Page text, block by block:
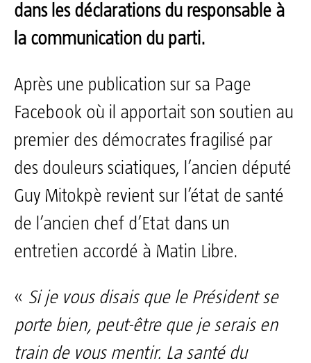
dans les déclarations du responsable à
la communication du parti.
Après une publication sur sa Page
Facebook où il apportait son soutien au
premier des démocrates fragilisé par
des douleurs sciatiques, l’ancien député
Guy Mitokpè revient sur l’état de santé
de l’ancien chef d’Etat dans un
entretien accordé à Matin Libre.
« Si je vous disais que le Président se
porte bien, peut-être que je serais en
train de vous mentir. La santé du